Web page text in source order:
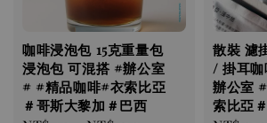
咖啡浸泡包 ​​​​15克重量包
浸泡包 可混搭 #辦公室
# #精品咖啡#衣索比亞
＃哥斯大黎加＃巴西
散裝 濾
/ 掛耳
辦公室
索比亞